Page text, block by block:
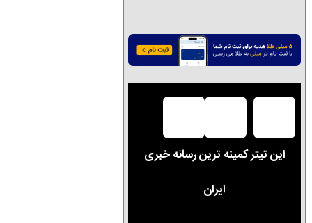
این تیتر کمینه ترین رسانه خبری
ایران